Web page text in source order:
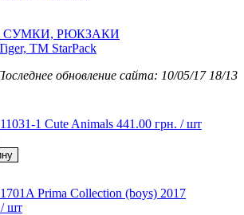
СУМКИ, РЮКЗАКИ
TM StarPack
обновление сайта: 10/05/17 18/13
1 Cute Animals 441.00 грн. / шт
Prima Collection (boys) 2017
/ шт